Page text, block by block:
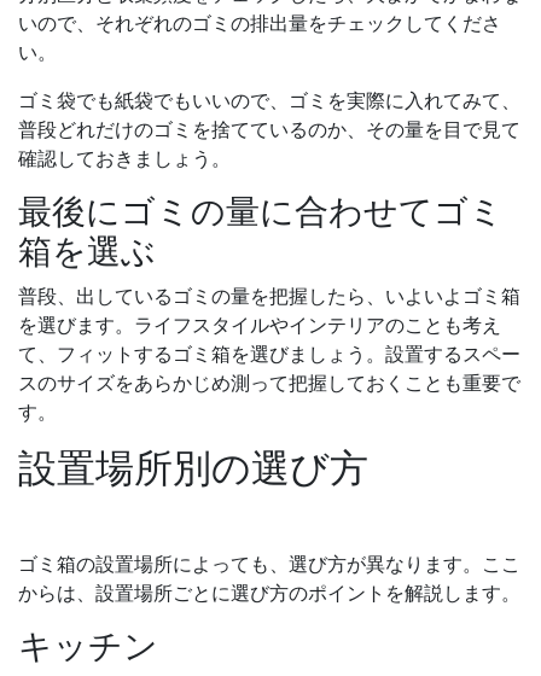
いので、それぞれのゴミの排出量をチェックしてくださ
い。
ゴミ袋でも紙袋でもいいので、ゴミを実際に入れてみて、
普段どれだけのゴミを捨てているのか、その量を目で見て
確認しておきましょう。
最後にゴミの量に合わせてゴミ
箱を選ぶ
普段、出しているゴミの量を把握したら、いよいよゴミ箱
を選びます。ライフスタイルやインテリアのことも考え
て、フィットするゴミ箱を選びましょう。設置するスペー
スのサイズをあらかじめ測って把握しておくことも重要で
す。
設置場所別の選び方
ゴミ箱の設置場所によっても、選び方が異なります。ここ
からは、設置場所ごとに選び方のポイントを解説します。
キッチン